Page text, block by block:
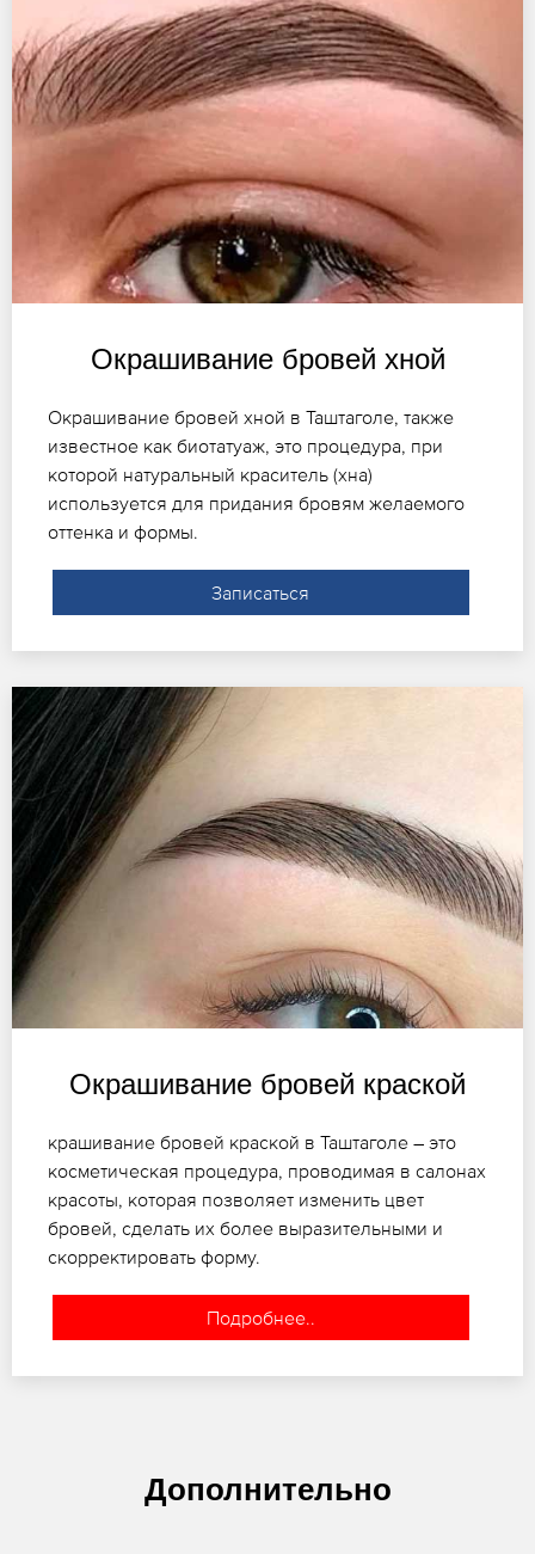
Окрашивание бровей хной
Окрашивание бровей хной в Таштаголе, также
известное как биотатуаж, это процедура, при
которой натуральный краситель (хна)
используется для придания бровям желаемого
оттенка и формы.
Записаться
Окрашивание бровей краской
крашивание бровей краской в Таштаголе – это
косметическая процедура, проводимая в салонах
красоты, которая позволяет изменить цвет
бровей, сделать их более выразительными и
скорректировать форму.
Подробнее..
Дополнительно